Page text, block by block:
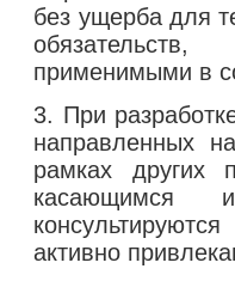
без ущерба для
применимыми в
3. При
направленных
рамках других
касающимся
активно